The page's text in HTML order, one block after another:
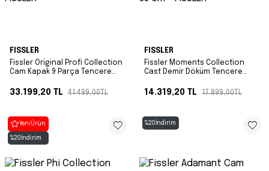
FISSLER
Fissler Original Profi Collection
Cam Kapak 9 Parça Tencere
33.199,20 TL 41.499,00TL
FISSLER
Fissler Moments Collection
Cast Demir Döküm Tencere
14.319,20 TL 17.899,00TL
Yeni Ürün
%20 İndirim
%20 İndirim